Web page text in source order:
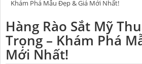
Khám Phá Mẫu Đẹp & Giá Mới Nhất!
Hàng Rào Sắt Mỹ
Trọng – Khám Phá
Mới Nhất!